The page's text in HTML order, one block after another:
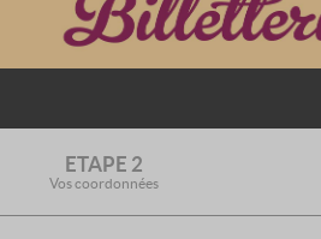
ETAPE 2
Vos coordonnées